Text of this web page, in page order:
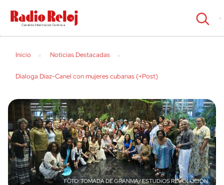
cerrar
Inicio Noticias Destacadas
Dialoga Díaz-Canel con mujeres cubanas (+Post)
TOMADA DE GRANMA/ ESTUDIOS REVOLUCIÓN